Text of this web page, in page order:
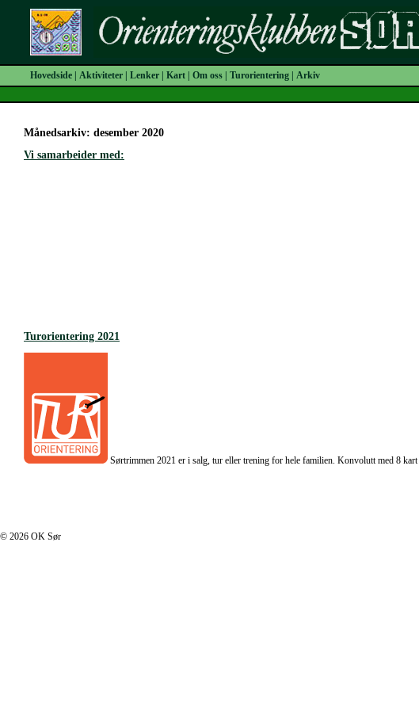
Hovedside Aktiviteter Lenker Kart Om oss Turorientering Arkiv
Månedsarkiv: desember 2020
Vi samarbeider med:
Turorientering 2021
Sørtrimmen 2021 er i salg, tur eller trening for hele familien. Konvolutt med 8
© 2026 OK Sør